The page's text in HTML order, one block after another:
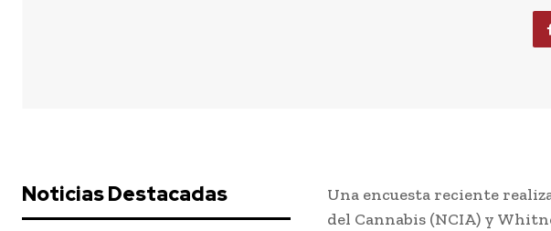
Noticias Destacadas
Una encuesta reciente
del Cannabis (NCIA) y